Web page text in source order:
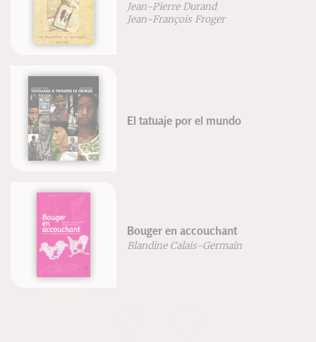
Jean-Pierre Durand
Jean-François Froger
El tatuaje por el mundo
Bouger en accouchant
Blandine Calais-Germain